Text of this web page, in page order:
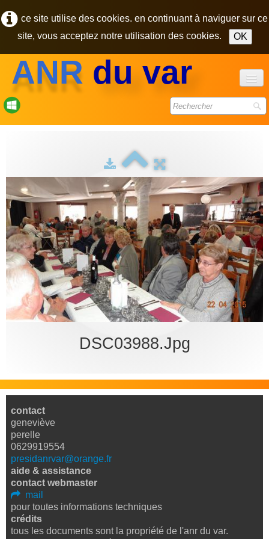
ce site utilise des cookies. en continuant à naviguer sur ce
site, vous acceptez notre utilisation des cookies.
OK
ANR du var
accueil
photos▼
contact
pôle des retraités
bureau
DSC03988.jpg
contact
geneviève
perelle
0629919554
presidanrvar@orange.fr
aide & assistance
contact webmaster
mail
pour toutes informations techniques
crédits
tous les documents sont la propriété de l'anr du var.